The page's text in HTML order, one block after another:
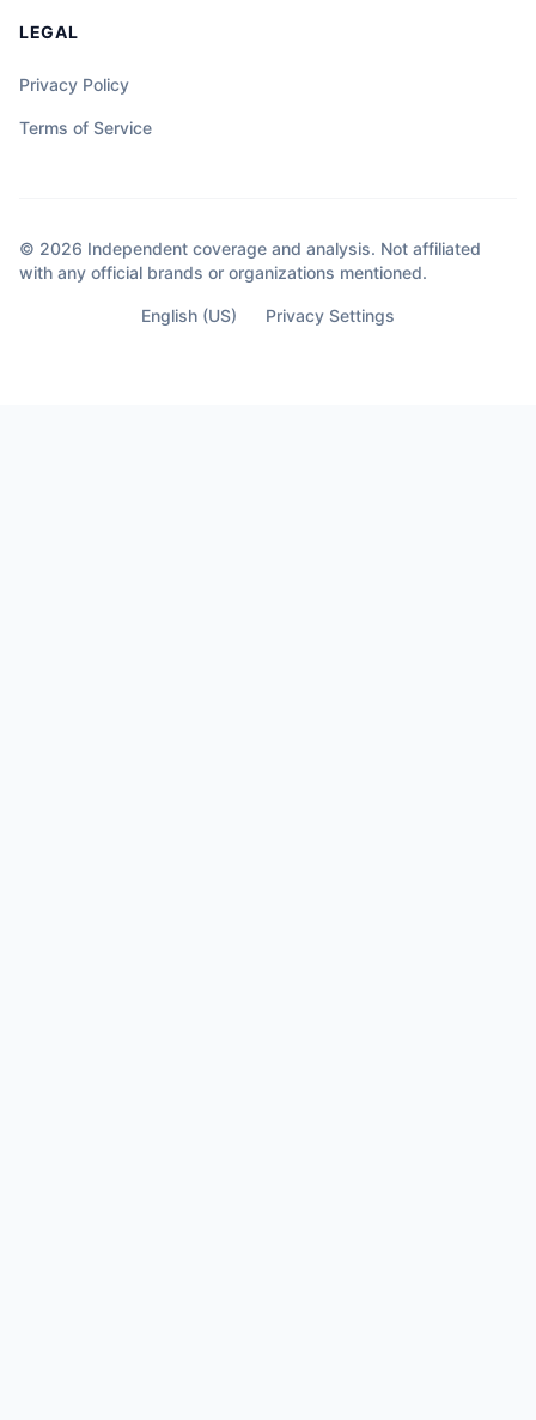
LEGAL
Privacy Policy
Terms of Service
© 2026 Independent coverage and analysis. Not affiliated
with any official brands or organizations mentioned.
English (US) Privacy Settings